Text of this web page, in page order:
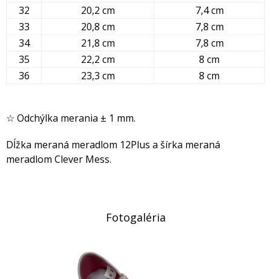
32
20,2 cm
7,4 cm
33
20,8 cm
7,8 cm
34
21,8 cm
7,8 cm
35
22,2 cm
8 cm
36
23,3 cm 8 cm
☆ Odchýlka merania ± 1 mm.
Dĺžka meraná meradlom 12Plus a šírka meraná
meradlom Clever Mess.
Fotogaléria